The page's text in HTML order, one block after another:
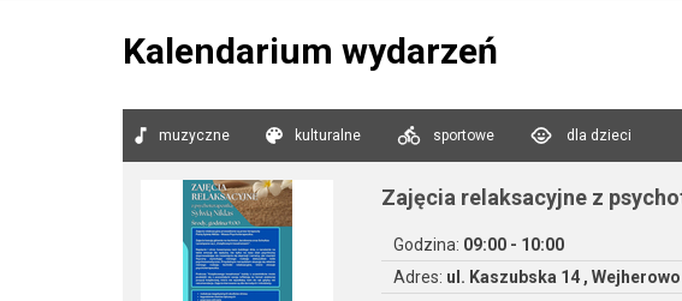
Kalendarium wydarzeń
muzyczne kulturalne sportowe dla dzieci
Zajęcia relaksacyjne z
Godzina: 09:00 - 10:00
Adres: ul. Kaszubska 14 , Wejherowo